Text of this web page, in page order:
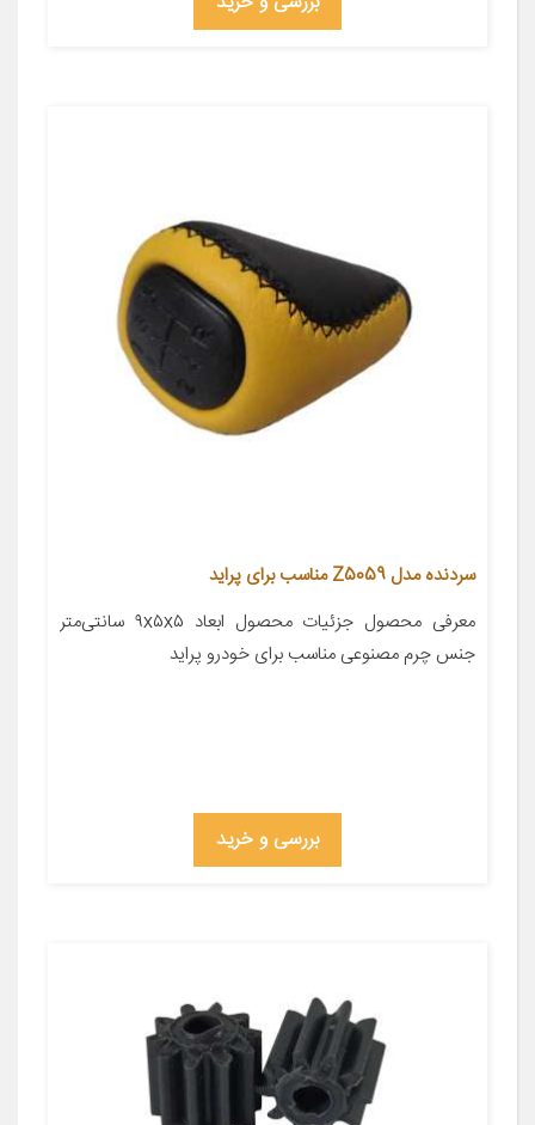
سردنده مدل Z5059 مناسب برای پراید
معرفی محصول جزئیات محصول ابعاد ۹x۵x۵ سانتی‌متر
جنس چرم مصنوعی مناسب برای خودرو پراید
بررسی و خرید